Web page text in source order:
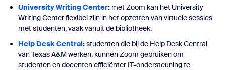
University Writing Center: met Zoom kan het University
Writing Center flexibel zijn in het opzetten van virtuele sessies
met studenten, vaak vanuit de bibliotheek.
Help Desk Central:studenten die bij de Help Desk Central
van Texas A&M werken, kunnen Zoom gebruiken om
studenten en docenten efficiënter IT-ondersteuning te